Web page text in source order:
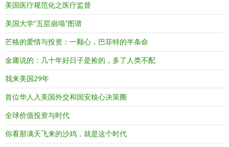
美国医疗规范化之医疗监督
美国大学“五层崩塌”图谱
芒格的爱情与投资：一颗心，巴菲特的半条命
金庸说的：几十年好日子是捡的，多了人类不配
我来美国29年
首位华人入美国外交和国安核心决策圈
全球价值投资与时代
你看那满天飞来的沙鸡，就是这个时代